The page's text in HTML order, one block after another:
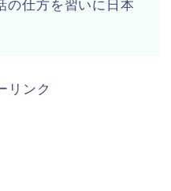
の仕方を習いに日本
リンク